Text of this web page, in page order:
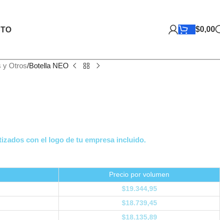
$0,00
y Otros Botella NEO
con el logo de tu empresa incluido.
Precio por volumen
$19.344,95
$18.739,45
$18.135,89